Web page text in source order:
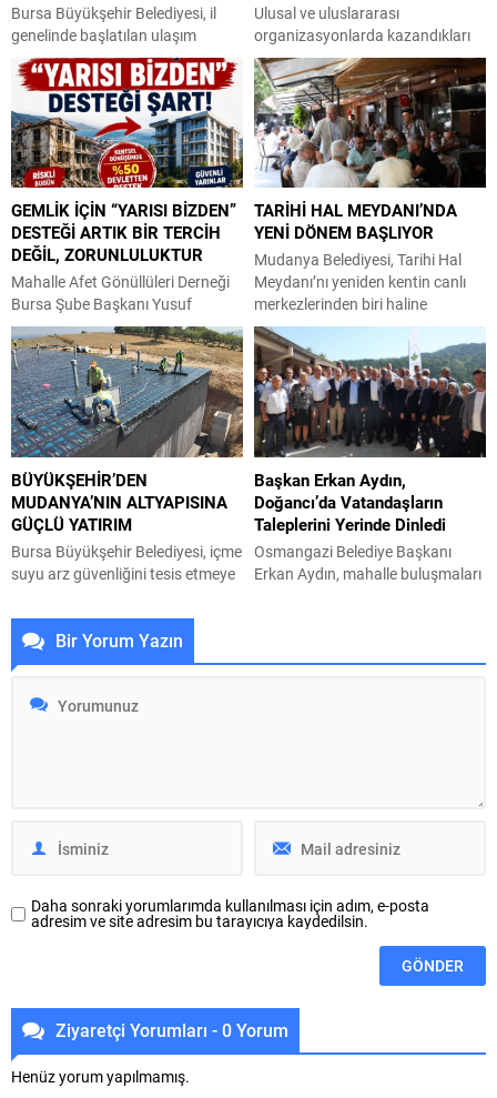
Bursa Büyükşehir Belediyesi, il
genelinde başlatılan ulaşım
teyakkuzu çerçevesinde Keles
ilçesine bağlı Delice Mahallesi’nde
7 kilometrelik güzergahta sathi
kaplama çalışmalarına başladı.
Şahin Biba başkanlığında
başlatılan ulaşım seferberliği
kapsamında Bursa Büyükşehir
Belediyesi Ulaşım Dairesi
Başkanlığı koordinasyonuyla 17
ilçede yol yenileme çalışmalarına
hız verildi. Başkan Vekili Biba’nın
göreve geldiği 10 Nisan’dan
bugüne...
Ulusal ve uluslararası
organizasyonlarda kazandıkları
madalya ve kupalarla büyük
başarıya imza atan Osmangazi
Belediyesporlu güreşçiler,
Osmangazi Belediyespor Kulübü
Başkanı Fatih Karayılan’ı
makamında ziyaret etti. Başarılı
sporcuları ve antrenörlerini tebrik
eden Karayılan, elde edilen
derecelerin kulüp ve Türk güreşi
adına gurur verici olduğunu
belirterek sporcuları ödüllendirdi.
Altyapıya verdiği önem ve
yatırımla...
GEMLİK İÇİN “YARISI BİZDEN”
DESTEĞİ ARTIK BİR TERCİH
DEĞİL, ZORUNLULUKTUR
Mahalle Afet Gönüllüleri Derneği
Bursa Şube Başkanı Yusuf
Yumru, kentsel dönüşüm
konusunda hükümetin yarısı
bizden kampanyasının Gemlik için
de uygulanmasını istedi. Yazılı bir
basın açıklaması yapan MAG DER
Başkanı Yusuf Yumru, “Gemlik,
Marmara Bölgesi’nin en yüksek
deprem riski taşıyan ilçelerinden
biridir. Bu nedenle kentsel
dönüşüm, yalnızca şehirleşme
meselesi değil; doğrudan...
TARİHİ HAL MEYDANI’NDA
YENİ DÖNEM BAŞLIYOR
Mudanya Belediyesi, Tarihi Hal
Meydanı’nı yeniden kentin canlı
merkezlerinden biri haline
getirmek için kapsamlı bir
dönüşüm başlattı. Esnafın ve
geleneksel çarşı kültürünün
korunacağı süreçte, meydanın
tarihi mimarisini gün yüzüne
çıkaracak saçaklar da yenileniyor.
Mudanya Belediyesi, kentin en
kıymetli tarihi alanlarından biri
olan Hal Meydanı’nı yeniden
Mudanya’nın sosyal ve ticari
yaşamının...
BÜYÜKŞEHİR’DEN
MUDANYA’NIN ALTYAPISINA
GÜÇLÜ YATIRIM
Bursa Büyükşehir Belediyesi, içme
suyu arz güvenliğini tesis etmeye
çerçevesinde Mudanya’da 2.500
metreküplük yeni depo yatırımını
yüzde 70 düzeyinde fiziki
Büyükşehir Belediyesi BUSKİ
mahalleye kesintisiz ve sağlıklı
içme suyu...
Başkan Erkan Aydın,
Doğancı’da Vatandaşların
Taleplerini Yerinde Dinledi
Osmangazi Belediye Başkanı
Erkan Aydın, mahalle buluşmaları
talep ve beklentileri yerinde
çözüm odaklı çalışmalar yürüten
Osmangazi Belediye Başkanı...
Bir Yorum Yazın
Daha sonraki yorumlarımda kullanılması için adım, e-posta
adresim ve site adresim bu tarayıcıya kaydedilsin.
Ziyaretçi Yorumları - 0 Yorum
Henüz yorum yapılmamış.